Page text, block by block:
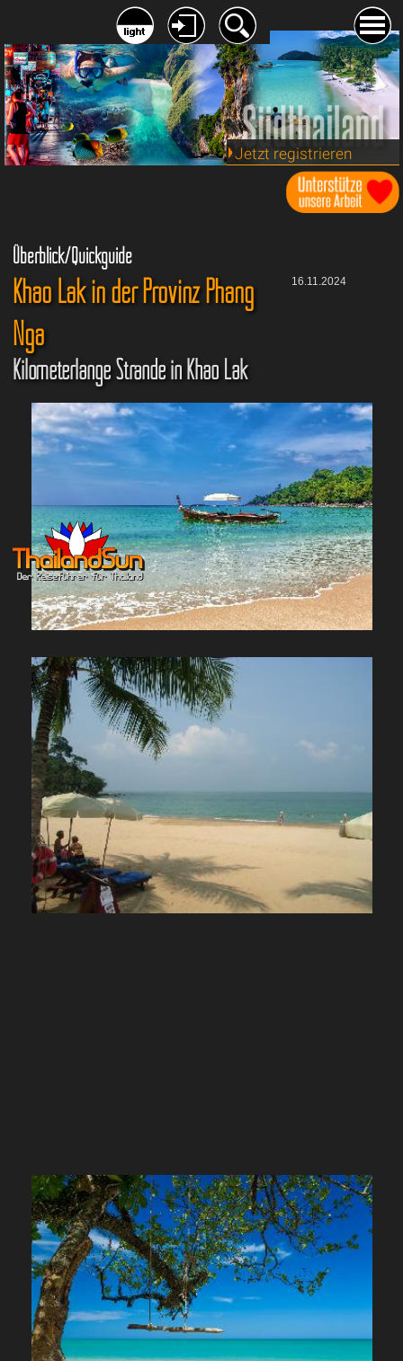
Jetzt registrieren
Überblick/Quickguide
16.11.2024
Khao Lak in der Provinz Phang
Nga
Kilometerlange Strände in Khao Lak